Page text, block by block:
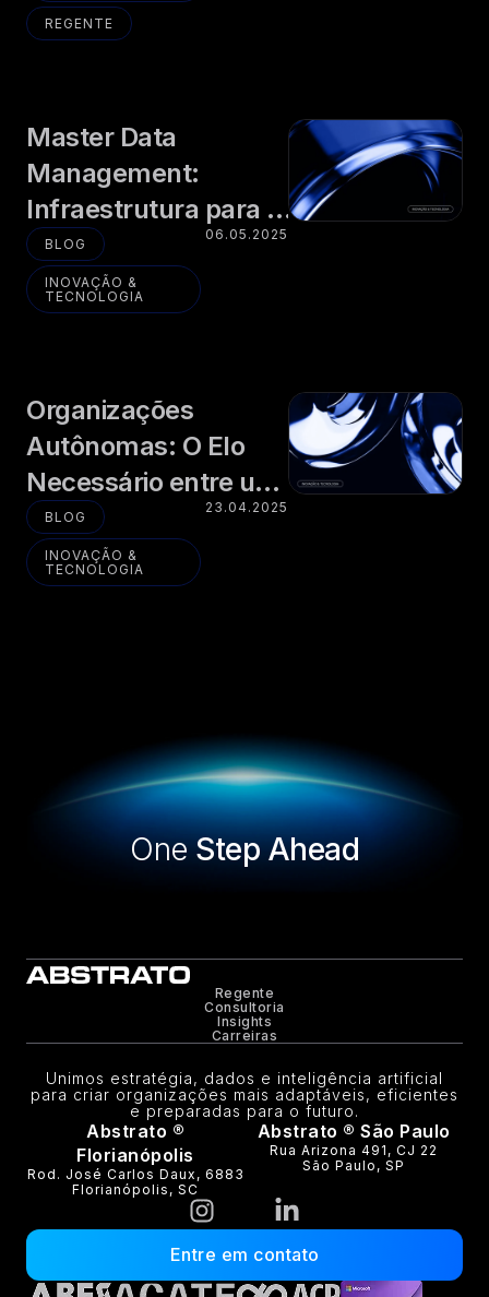
REGENTE
Master Data
Management:
Infraestrutura para a
Autonomia de
Organizações
Públicas e Privadas
BLOG
INOVAÇÃO &
TECNOLOGIA
06.05.2025
Organizações
Autônomas: O Elo
Necessário entre um
Mundo Instável e um
Futuro Inteligente
BLOG
INOVAÇÃO &
TECNOLOGIA
23.04.2025
OneStep Ahead
Regente
Consultoria
Insights
Carreiras
Unimos estratégia, dados e inteligência artificial
para criar organizações mais adaptáveis, eficientes
e preparadas para o futuro.
Abstrato ®
Florianópolis
Rod. José Carlos Daux, 6883
Florianópolis, SC
Abstrato ® São Paulo
Rua Arizona 491, CJ 22
São Paulo, SP
Entre em contato